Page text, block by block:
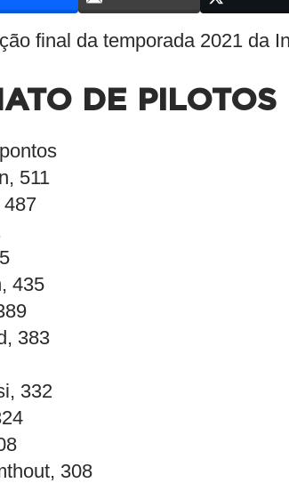
final da temporada 2021 da
DE PILOTOS
511
487
435
383
332
308